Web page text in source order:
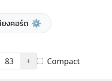
งคอร์ด ⚙️
83 + Compact